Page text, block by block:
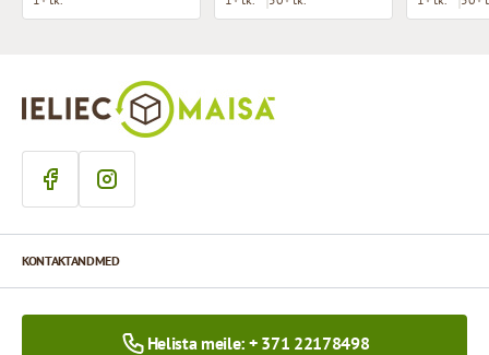
KONTAKTANDMED
Helista meile: + 371 22178498